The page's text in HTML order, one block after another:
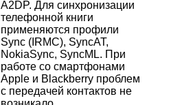
A2DP. Для синхронизации
телефонной книги
применяются профили
Sync (IRMC), SyncAT,
NokiaSync, SyncML. При
работе со смартфонами
Apple и Blackberry проблем
с передачей контактов не